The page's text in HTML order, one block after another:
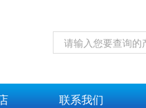
联系我们